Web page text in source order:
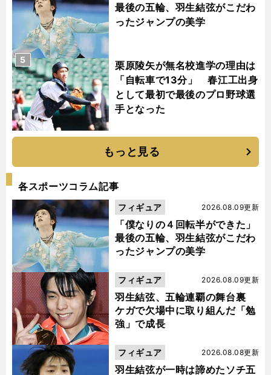
最後の五輪、羽生結弦がこだわ
ったジャンプの美学
栗原陵矢が無名校進学の理由は
「自転車で13分」 春江工出身
として最初で最後のプロ野球選
手となった
5
もっと見る
各スポーツコラム記事
「僕なりの４回転半ができた」
最後の五輪、羽生結弦がこだわ
ったジャンプの美学
2026.08.09更新
フィギュア
羽生結弦、五輪連覇の舞台裏
ケガで欠場中に取り組んだ「勉
強」で成長
2026.08.09更新
フィギュア
羽生結弦が一時は諦めたソチ五
2026.08.08更新
フィギュア